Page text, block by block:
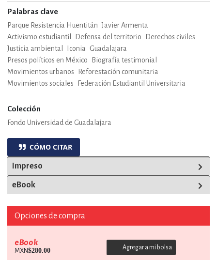
Palabras clave
Parque Resistencia Huentitán Javier Armenta
Activismo estudiantil
Defensa del territorio
Derechos civiles
Justicia ambiental
Iconia
Guadalajara
Presos políticos en México
Biografía testimonial
Movimientos urbanos
Reforestación comunitaria
Movimientos sociales
Federación Estudiantil Universitaria
Colección
Fondo Universidad de Guadalajara
CÓMO CITAR
Impreso
eBook
Opciones de compra
eBook
MXN$280.00 Agregar a mi bolsa